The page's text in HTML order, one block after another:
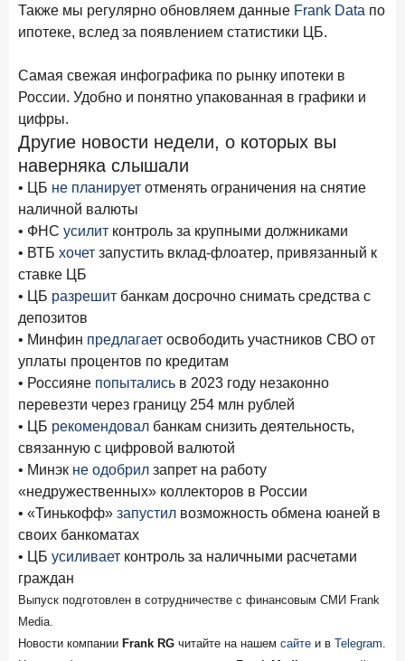
6 марта 2026 года
По итогам февраля 2026 года объем выдач кредитов
25 февраля 2026 года ИССЛЕДОВАНИЕ
Ипотека. Итоги работы крупнейших ипотечных банков
в январе 2026 года
18 февраля 2026 года
Не по цене, а по ценности: как россияне выбирали
подписки в 2025 году?
17 февраля 2026 года
Бизнес на маркетплейсах: новичкам здесь больше не
6 февраля 2026 года
По итогам января 2026 года объем выдач кредитов
составил 822,8 млрд руб.
Premium Banking в 2025 году: портрет клиента, тренды
и стратегии банков
30 января 2026 года
Главные «болевые точки» бизнеса при открытии
расчетного счета в банках
15 января 2026 года ИССЛЕДОВАНИЕ
По итогам декабря 2025 года объем выдач кредитов
составил 1 326,5 млрд руб.
Также мы регулярно обновляем данные Frank Data по
ипотеке, вслед за появлением статистики ЦБ.
Самая свежая инфографика по рынку ипотеки в
России. Удобно и понятно упакованная в графики и
цифры.
Другие новости недели, о которых вы
наверняка слышали
• ЦБ не планирует отменять ограничения на снятие
наличной валюты
• ФНС усилит контроль за крупными должниками
• ВТБ хочет запустить вклад-флоатер, привязанный к
ставке ЦБ
• ЦБ разрешит банкам досрочно снимать средства с
депозитов
• Минфин предлагает освободить участников СВО от
уплаты процентов по кредитам
• Россияне попытались в 2023 году незаконно
перевезти через границу 254 млн рублей
• ЦБ рекомендовал банкам снизить деятельность,
связанную с цифровой валютой
• Минэк не одобрил запрет на работу
«недружественных» коллекторов в России
• «Тинькофф» запустил возможность обмена юаней в
своих банкоматах
• ЦБ усиливает контроль за наличными расчетами
граждан
Выпуск подготовлен в сотрудничестве с финансовым СМИ Frank
Media.
Новости компании Frank RG читайте на нашем сайте и в Telegram